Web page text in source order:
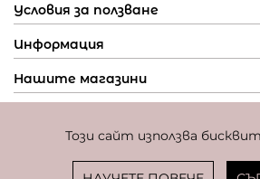
Този сайт използва
Условия за ползване
Информация
Нашите магазини
Фиксиран курс за превалутиране: 1 EUR =